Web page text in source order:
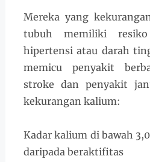
Mereka yang
tubuh memiliki
hipertensi atau darah
memicu penyakit
stroke dan penyakit
kekurangan kalium:
Kadar kalium di bawah
daripada beraktifitas